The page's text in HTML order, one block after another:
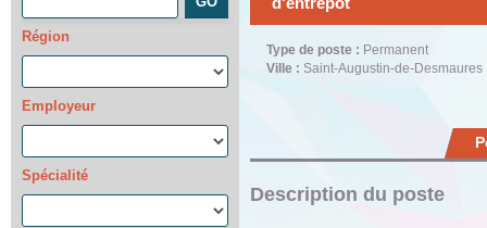
Région
Employeur
Spécialité
Type de poste : Permanent
Ville : Saint-Augustin-de-Desmaures
Description du poste